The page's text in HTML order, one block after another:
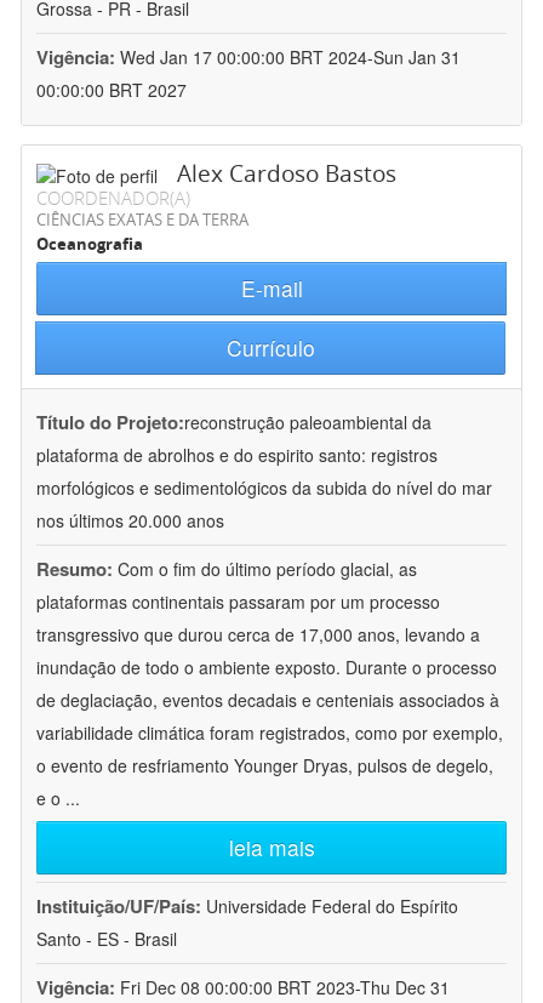
Grossa - PR - Brasil
Vigência: Wed Jan 17 00:00:00 BRT 2024-Sun Jan 31
00:00:00 BRT 2027
Alex Cardoso Bastos
COORDENADOR(A)
CIÊNCIAS EXATAS E DA TERRA
Oceanografia
E-mail
Currículo
Título do Projeto:reconstrução paleoambiental da
plataforma de abrolhos e do espirito santo: registros
morfológicos e sedimentológicos da subida do nível do mar
nos últimos 20.000 anos
Resumo: Com o fim do último período glacial, as
plataformas continentais passaram por um processo
transgressivo que durou cerca de 17,000 anos, levando a
inundação de todo o ambiente exposto. Durante o processo
de deglaciação, eventos decadais e centeniais associados à
variabilidade climática foram registrados, como por exemplo,
o evento de resfriamento Younger Dryas, pulsos de degelo,
e o ...
leia mais
Instituição/UF/País: Universidade Federal do Espírito
Santo - ES - Brasil
Vigência: Fri Dec 08 00:00:00 BRT 2023-Thu Dec 31